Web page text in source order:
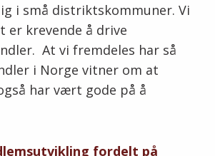
i små distriktskommuner. Vi
er krevende å drive
At vi fremdeles har så
i Norge vitner om at
har vært gode på å
fordelt på